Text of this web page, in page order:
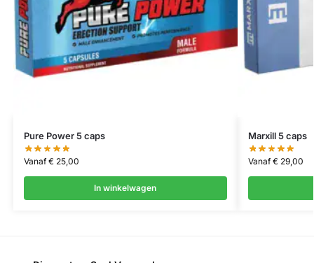
Pure Power 5 caps
Vanaf€25,00
In winkelwagen
Marxill 5 caps
Vanaf€29,00